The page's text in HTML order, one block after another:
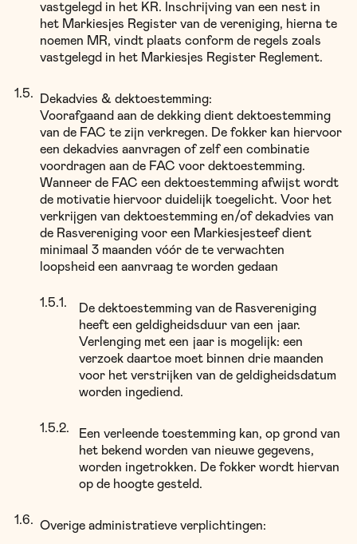
vastgelegd in het KR. Inschrijving van een nest in
het Markiesjes Register van de vereniging, hierna te
noemen MR, vindt plaats conform de regels zoals
vastgelegd in het Markiesjes Register Reglement.
Dekadvies & dektoestemming:
Voorafgaand aan de dekking dient dektoestemming
van de FAC te zijn verkregen. De fokker kan hiervoor
een dekadvies aanvragen of zelf een combinatie
voordragen aan de FAC voor dektoestemming.
Wanneer de FAC een dektoestemming afwijst wordt
de motivatie hiervoor duidelijk toegelicht. Voor het
verkrijgen van dektoestemming en/of dekadvies van
de Rasvereniging voor een Markiesjesteef dient
minimaal 3 maanden vóór de te verwachten
loopsheid een aanvraag te worden gedaan
De dektoestemming van de Rasvereniging
heeft een geldigheidsduur van een jaar.
Verlenging met een jaar is mogelijk: een
verzoek daartoe moet binnen drie maanden
voor het verstrijken van de geldigheidsdatum
worden ingediend.
Een verleende toestemming kan, op grond van
het bekend worden van nieuwe gegevens,
worden ingetrokken. De fokker wordt hiervan
op de hoogte gesteld.
Overige administratieve verplichtingen: